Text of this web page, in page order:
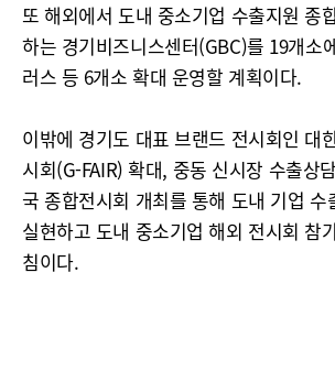
또 해외에서 도내 중소기업 수출지원 종
하는 경기비즈니스센터(GBC)를 19개소
러스 등 6개소 확대 운영할 계획이다.
이밖에 경기도 대표 브랜드 전시회인 대
시회(G-FAIR) 확대, 중동 신시장 수출상
국 종합전시회 개최를 통해 도내 기업 수
실현하고 도내 중소기업 해외 전시회 참
침이다.